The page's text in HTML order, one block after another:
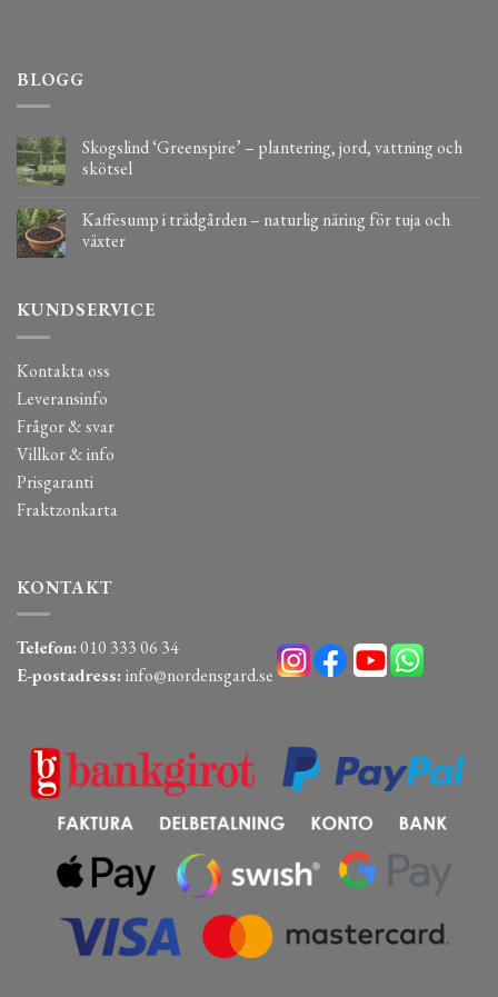
BLOGG
Skogslind ‘Greenspire’ – plantering, jord, vattning och
skötsel
Kaffesump i trädgården – naturlig näring för tuja och
växter
KUNDSERVICE
Kontakta oss
Leveransinfo
Frågor & svar
Villkor & info
Prisgaranti
Fraktzonkarta
KONTAKT
Telefon:010 333 06 34
E-postadress: info@nordensgard.se